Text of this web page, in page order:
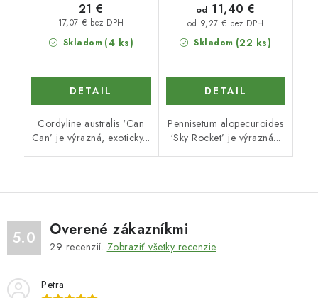
Skladom (4 ks)
17,07 € bez DPH
21 €
DETAIL
Cordyline australis ‘Can
Can’ je výrazná, exoticky...
Skladom (22 ks)
od 9,27 € bez DPH
od 11,40 €
DETAIL
Pennisetum alopecuroides
‘Sky Rocket’ je výrazná...
5.0 Overené zákazníkmi
29 recenzií. Zobraziť všetky recenzie
Petra